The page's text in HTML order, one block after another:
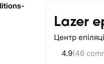
Lazer
Центр
4.9(46